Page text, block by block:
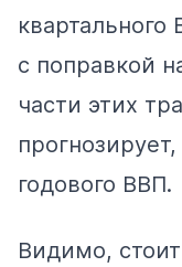
с поправкой
части этих
годового ВВП.
Видимо,